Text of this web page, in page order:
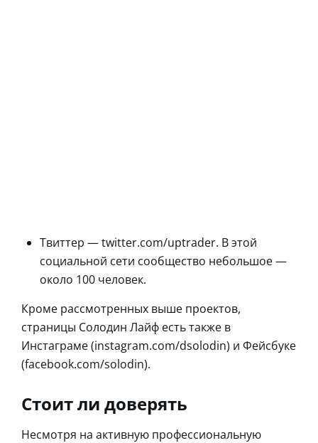
Твиттер — twitter.com/uptrader. В этой
социальной сети сообщество небольшое —
около 100 человек.
Кроме рассмотренных выше проектов,
страницы Солодин Лайф есть также в
Инстаграме (instagram.com/dsolodin) и Фейсбуке
(facebook.com/solodin).
Стоит ли доверять
Несмотря на активную профессиональную